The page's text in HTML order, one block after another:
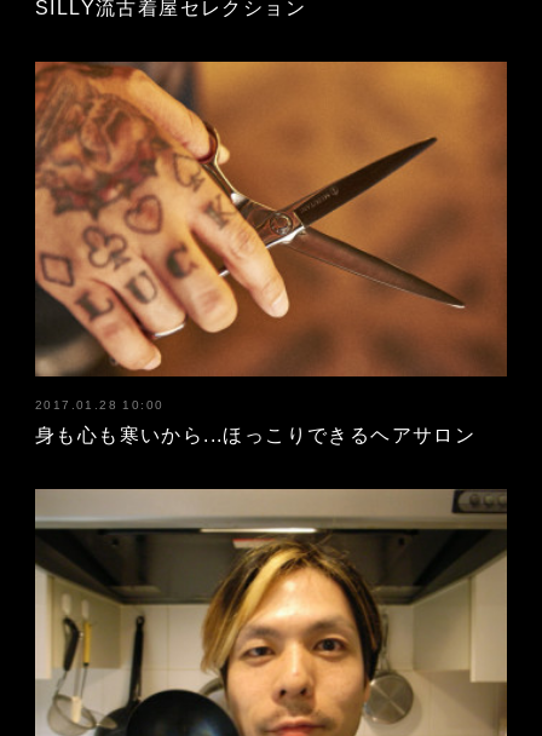
SILLY流古着屋セレクション
2017.01.28 10:00
身も心も寒いから...ほっこりできるヘアサロン